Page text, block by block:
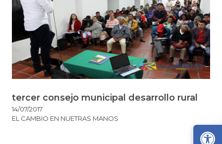
tercer consejo municipal desarrollo rural
14/07/2017
EL CAMBIO EN NUETRAS MANOS